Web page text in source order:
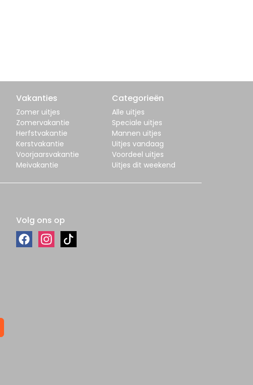
Vakanties
Zomer uitjes
Zomervakantie
Herfstvakantie
Kerstvakantie
Voorjaarsvakantie
Meivakantie
Categorieën
Alle uitjes
Speciale uitjes
Mannen uitjes
Uitjes vandaag
Voordeel uitjes
Uitjes dit weekend
Volg ons op